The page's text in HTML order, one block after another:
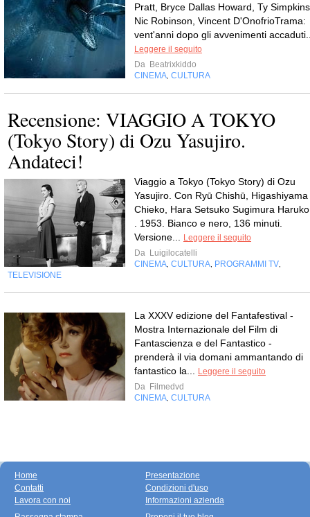
Pratt, Bryce Dallas Howard, Ty
Nic Robinson, Vincent D'OnofrioTrama:
vent'anni dopo gli avvenimenti
Leggere il seguito
Da Beatrixkiddo
CINEMA, CULTURA
Recensione: VIAGGIO A TOKYO
(Tokyo Story) di Ozu Yasujiro.
Andateci!
Viaggio a Tokyo (Tokyo Story) di Ozu
Yasujiro. Con Ryū Chishū, Higashiyama
Chieko, Hara Setsuko Sugimura Haruko
. 1953. Bianco e nero, 136 minuti.
Versione... Leggere il seguito
Da Luigilocatelli
CINEMA, CULTURA, PROGRAMMI TV,
TELEVISIONE
La XXXV edizione del Fantafestival -
Mostra Internazionale del Film di
Fantascienza e del Fantastico -
prenderà il via domani ammantando di
fantastico la... Leggere il seguito
Da Filmedvd
CINEMA, CULTURA
Home
Contatti
Lavora con noi
Presentazione
Condizioni d'uso
Informazioni azienda